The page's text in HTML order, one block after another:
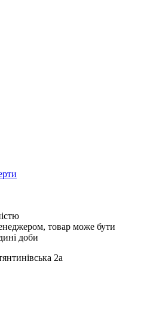
товар може бути
доби
2а